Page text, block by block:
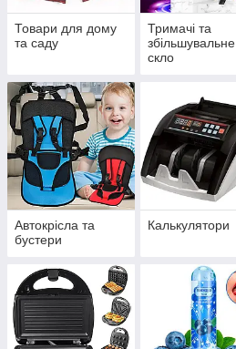
Товари для дому
та саду
Тримачі та
збільшувальне
скло
Автокрісла та
бустери
Калькулятори